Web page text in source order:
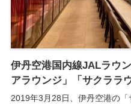
伊丹空港国内線JALラウ
アラウンジ」「サクララ
2019年3月28日、伊丹空港の